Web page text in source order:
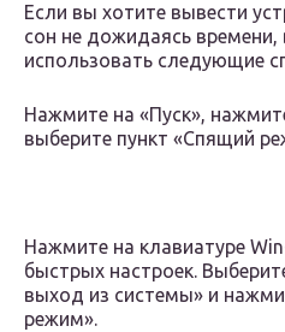
Если вы хотите вывести
сон не дожидаясь
использовать следующие
Нажмите на «Пуск»,
выберите пункт «Спящий
Нажмите на клавиатуре
быстрых настроек.
выход из системы» и
режим».